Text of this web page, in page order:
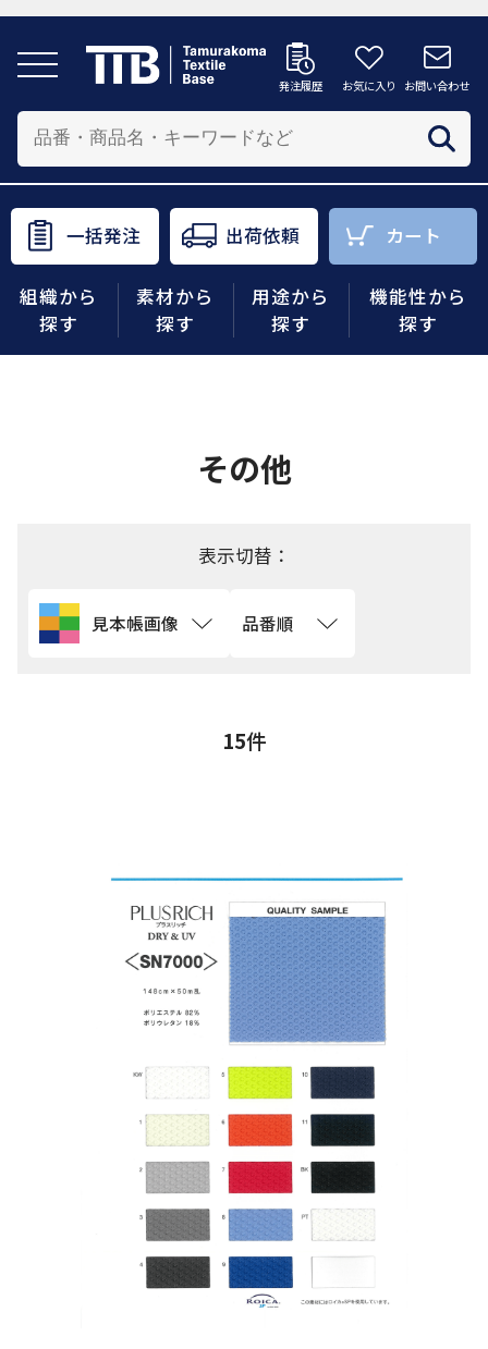
発注履歴 お気に入り お問い合わせ
一括発注 出荷依頼 カート
組織から
探す
素材から
探す
用途から
探す
機能性から
探す
発注履歴 お気に入り お問い合わせ
商品をさがす
組織から探す
会員様メニュー
歴
大阪本社 〒541-0052 大阪府中央区安土町3-3-9
東京本社 〒150-0001 東京都渋谷区神宮前1-3-10
お問い合わせフォームはこちら
Tamurakoma Textile Baseについて
よくあるご質問
プライバシーポリシー
その他
表示切替：
見本帳画像 品番順
15件
カートへ
配送先を追加する
商品を投入する配送先を選択してください。